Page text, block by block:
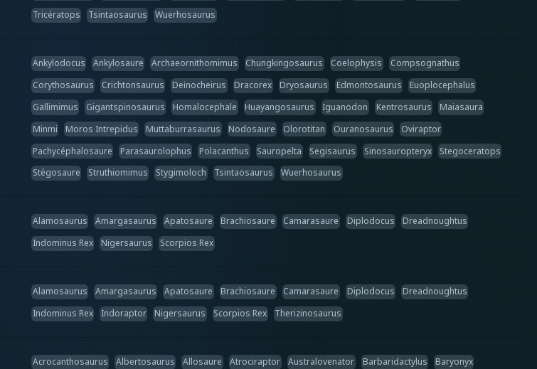
Tricératops
Tsintaosaurus Wuerhosaurus
Ankylodocus Ankylosaure Archaeornithomimus Chungkingosaurus Coelophysis
Compsognathus
Corythosaurus
Crichtonsaurus Deinocheirus Dracorex Dryosaurus Edmontosaurus
Euoplocephalus
Gallimimus
Gigantspinosaurus Homalocephale Huayangosaurus Iguanodon Kentrosaurus
Maiasaura
Minmi
Moros Intrepidus Muttaburrasaurus Nodosaure Olorotitan Ouranosaurus
Oviraptor
Pachycéphalosaure
Parasaurolophus Polacanthus Sauropelta Segisaurus Sinosauropteryx
Stegoceratops
Stégosaure
Struthiomimus Stygimoloch Tsintaosaurus Wuerhosaurus
Alamosaurus Amargasaurus Apatosaure Brachiosaure Camarasaure Diplodocus
Dreadnoughtus
Indominus Rex
Nigersaurus Scorpios Rex
Alamosaurus Amargasaurus Apatosaure Brachiosaure Camarasaure Diplodocus
Dreadnoughtus
Indominus Rex
Indoraptor Nigersaurus Scorpios Rex Therizinosaurus
Acrocanthosaurus Albertosaurus Allosaure Atrociraptor Australovenator Barbaridactylus
Baryonyx